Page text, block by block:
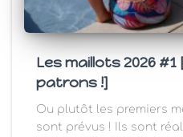
Les maillots 2026
patrons !]
Ou plutôt les premiers
sont prévus ! Ils sont